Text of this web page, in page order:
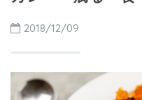
2018/12/09